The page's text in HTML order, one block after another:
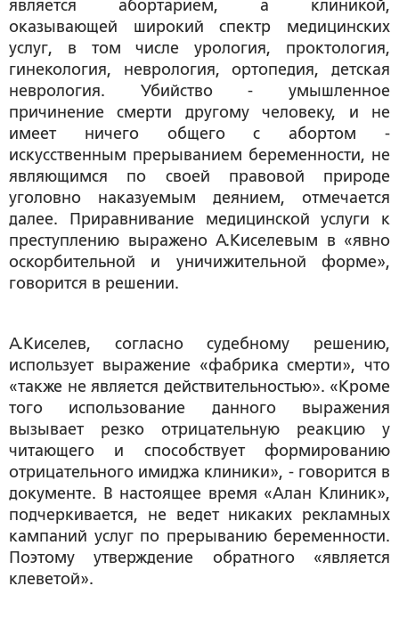
является абортарием, а клиникой,
оказывающей широкий спектр медицинских
услуг, в том числе урология, проктология,
гинекология, неврология, ортопедия, детская
неврология. Убийство - умышленное
причинение смерти другому человеку, и не
имеет ничего общего с абортом -
искусственным прерыванием беременности, не
являющимся по своей правовой природе
уголовно наказуемым деянием, отмечается
далее. Приравнивание медицинской услуги к
преступлению выражено А.Киселевым в «явно
оскорбительной и уничижительной форме»,
говорится в решении.
А.Киселев, согласно судебному решению,
использует выражение «фабрика смерти», что
«также не является действительностью». «Кроме
того использование данного выражения
вызывает резко отрицательную реакцию у
читающего и способствует формированию
отрицательного имиджа клиники», - говорится в
документе. В настоящее время «Алан Клиник»,
подчеркивается, не ведет никаких рекламных
кампаний услуг по прерыванию беременности.
Поэтому утверждение обратного «является
клеветой».